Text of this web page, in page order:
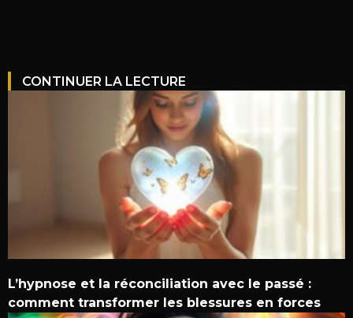
CONTINUER LA LECTURE
L’hypnose et la réconciliation avec le passé :
comment transformer les blessures en forces